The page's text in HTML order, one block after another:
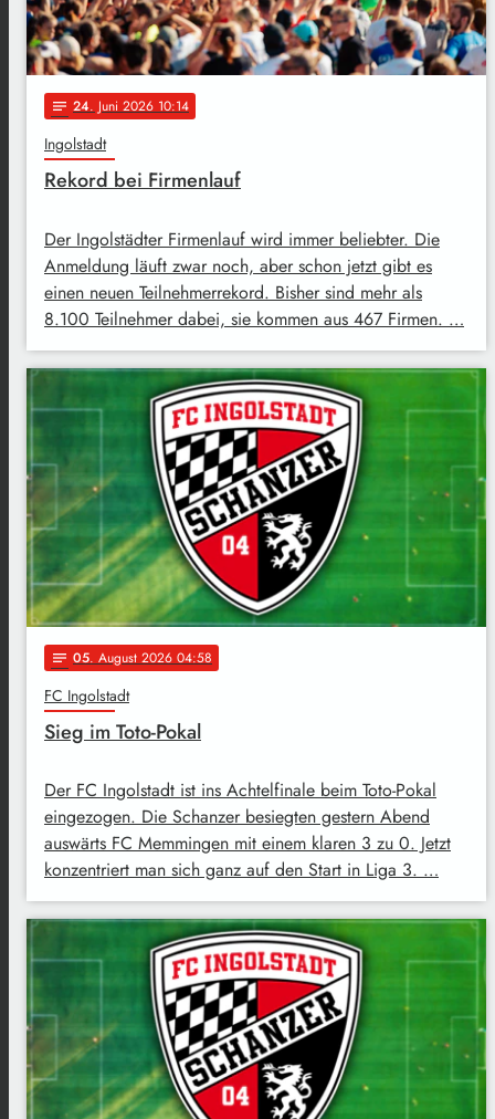
notes 24. Juni 2026 10:14
Ingolstadt
Rekord bei Firmenlauf
Der Ingolstädter Firmenlauf wird immer beliebter. Die
Anmeldung läuft zwar noch, aber schon jetzt gibt es
einen neuen Teilnehmerrekord. Bisher sind mehr als
8.100 Teilnehmer dabei, sie kommen aus 467 Firmen. …
notes 05. August 2026 04:58
FC Ingolstadt
Sieg im Toto-Pokal
Der FC Ingolstadt ist ins Achtelfinale beim Toto-Pokal
eingezogen. Die Schanzer besiegten gestern Abend
auswärts FC Memmingen mit einem klaren 3 zu 0. Jetzt
konzentriert man sich ganz auf den Start in Liga 3. …